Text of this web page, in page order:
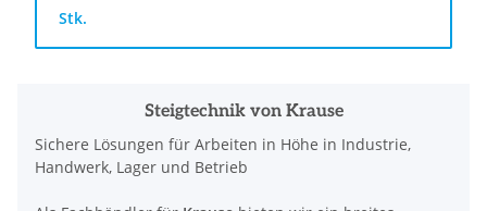
Stk.
Steigtechnik von Krause
Sichere Lösungen für Arbeiten in Höhe in Industrie,
Handwerk, Lager und Betrieb